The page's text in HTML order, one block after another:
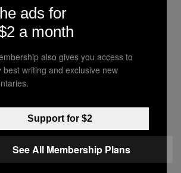
να ένα καλό παράδειγμα
Ή τι νομίζετε; Για
μπορούσε να πει κανείς,
λιγότεροι».
θέματα του VICE
στο εβδομαδιαίο
από το VICE
ads for
a month
also gives you access to
best writing and exclusive new
Support for $2
See All Membership Plans